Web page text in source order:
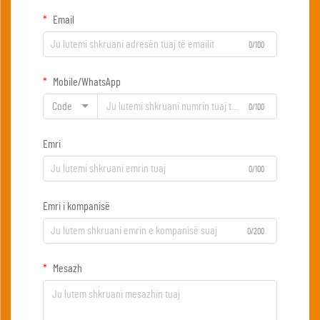
Email
0/100
Mobile/WhatsApp
Code 0/100
Emri
0/100
Emri i kompanisë
0/200
Mesazh